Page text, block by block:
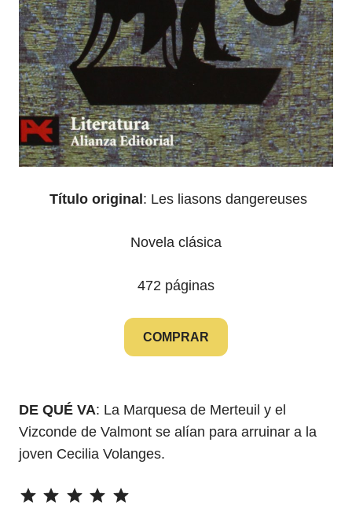
Título original : Les liasons dangereuses
Novela clásica
472 páginas
COMPRAR
DE QUÉ VA: La Marquesa de Merteuil y el
Vizconde de Valmont se alían para arruinar a la
joven Cecilia Volanges.
⭐⭐⭐⭐⭐